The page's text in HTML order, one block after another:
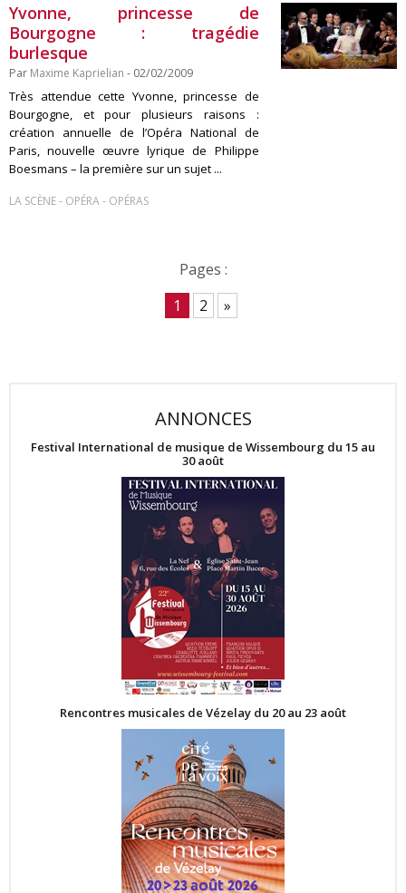
Yvonne, princesse de
Bourgogne : tragédie
burlesque
Par Maxime Kaprielian - 02/02/2009
Très attendue cette Yvonne, princesse de
Bourgogne, et pour plusieurs raisons :
création annuelle de l’Opéra National de
Paris, nouvelle œuvre lyrique de Philippe
Boesmans – la première sur un sujet ...
LA SCÈNE- OPÉRA- OPÉRAS
Pages :
1
2 »
ANNONCES
Festival International de musique de Wissembourg du 15 au
30 août
Rencontres musicales de Vézelay du 20 au 23 août